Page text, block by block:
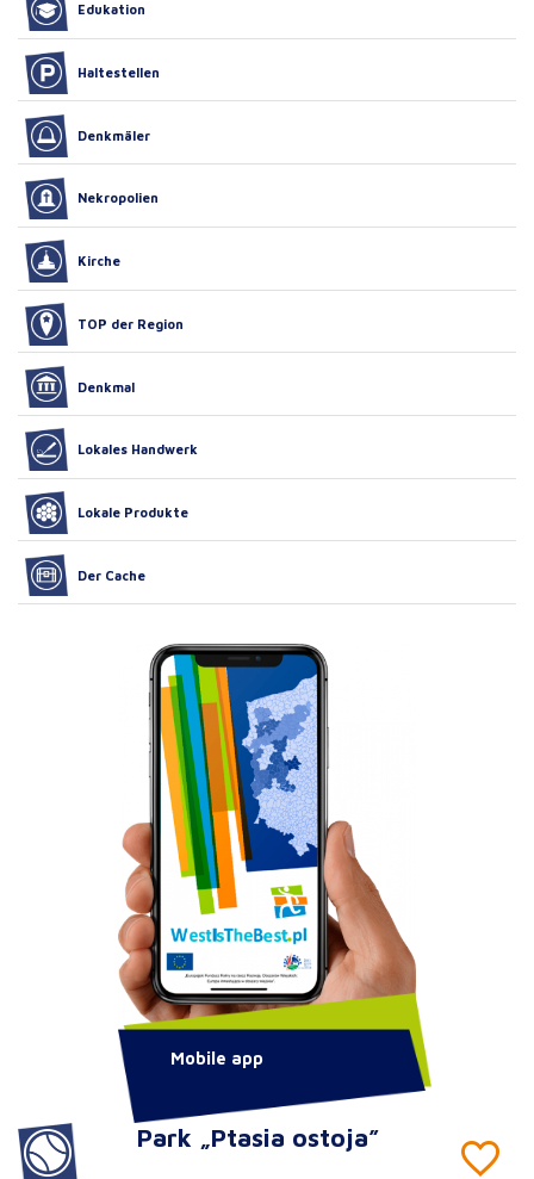
Park „Ptasia ostoja”
Edukation
Haltestellen
Denkmäler
Nekropolien
Kirche
TOP der Region
Denkmal
Lokales Handwerk
Lokale Produkte
Der Cache
Mobile app